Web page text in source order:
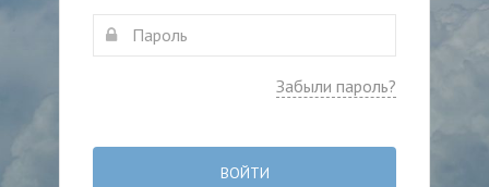
Забыли пароль?
ВОЙТИ